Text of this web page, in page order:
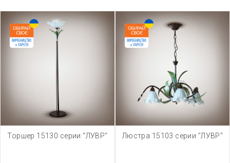
Торшер 15130 серии "ЛУВР" Люстра 15103 серии "ЛУВР"